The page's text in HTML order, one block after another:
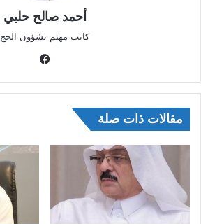
أحمد صالح حلبي
كاتب مهتم بشؤون الحج
وك
مقالات ذات صلة